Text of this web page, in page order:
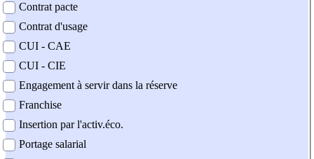
Contrat pacte
Contrat d'usage
CUI - CAE
CUI - CIE
Engagement à servir dans la réserve
Franchise
Insertion par l'activ.éco.
Portage salarial